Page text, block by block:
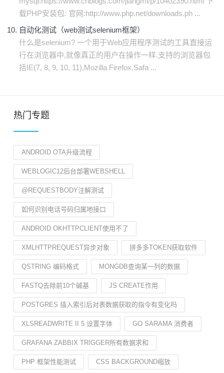
载PHP安装包: 官网:http://www.php.net/downloads.ph ...
自动化测试（web测试selenium框架）
什么是selenium? 一个用于Web应用程序测试的工具直接运
行在浏览器中,就像真正的用户在操作一样.支持的浏览器包
括IE(7, 8, 9, 10, 11),Mozilla Firefox,Safa ...
热门专题
ANDROID OTA升级流程
WEBLOGIC12后台部署WEBSHELL
@REQUESTBODY注解测试
如何识别电话号码归属地接口
ANDROID OKHTTPCLIENT使用不了
XMLHTTPREQUEST异步对象 拼多多TOKEN获取软件
QSTRING 编码格式 MONGDB查询某一列的数据
FASTQ去除前10个碱基 JS CREATE作用
POSTGRES 插入索引后对表数据获取的指令有变化吗
XLSREADWRITE II 5 设置字体 GO SARAMA 消费者
GRAFANA ZABBIX TRIGGER所有数据求和
PHP 框架性能测试 CSS BACKGROUND缩放